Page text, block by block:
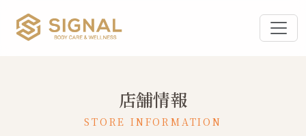
店舗情報
STORE INFORMATION